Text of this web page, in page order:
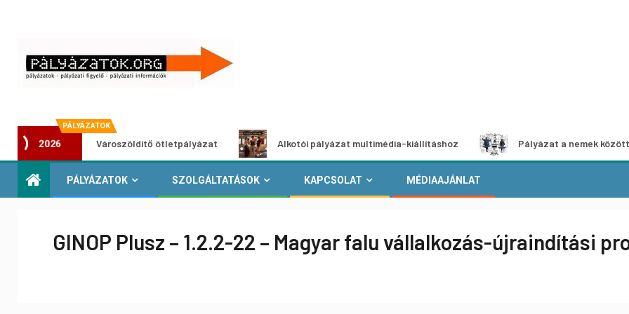
PÁLYÁZATOK
2026
Városzöldítő ötletpályázat Alkotói pályázat multimédia-kiállításhoz Pályázat a nemek közötti
PÁLYÁZATOK SZOLGÁLTATÁSOK KAPCSOLAT MÉDIAAJÁNLAT
GINOP Plusz – 1.2.2-22 – Magyar falu vállalkozás-újraindítási